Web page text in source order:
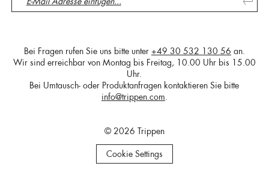
Bei Fragen rufen Sie uns bitte unter +49 30 532 130 56 an.
Wir sind erreichbar von Montag bis Freitag, 10.00 Uhr bis 15.00
Uhr.
Bei Umtausch- oder Produktanfragen kontaktieren Sie bitte
info@trippen.com.
© 2026 Trippen
Cookie Settings